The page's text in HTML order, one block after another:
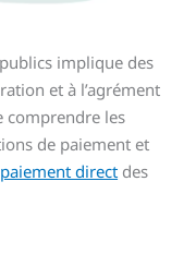
implique des
et à l’agrément
comprendre les
de paiement et
paiement direct des